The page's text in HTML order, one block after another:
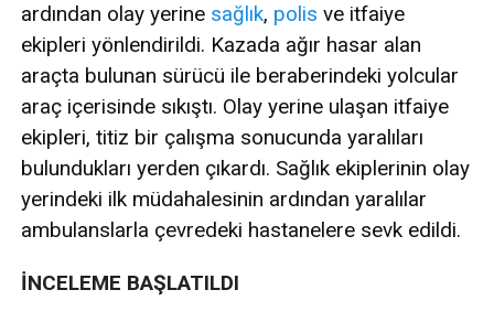
ardından olay yerine sağlık, polis ve itfaiye
ekipleri yönlendirildi. Kazada ağır hasar alan
araçta bulunan sürücü ile beraberindeki yolcular
araç içerisinde sıkıştı. Olay yerine ulaşan itfaiye
ekipleri, titiz bir çalışma sonucunda yaralıları
bulundukları yerden çıkardı. Sağlık ekiplerinin olay
yerindeki ilk müdahalesinin ardından yaralılar
ambulanslarla çevredeki hastanelere sevk edildi.
İNCELEME BAŞLATILDI